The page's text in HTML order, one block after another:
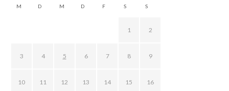
M D M D F S S
1 2
3 4 5 6 7 8 9
10 11 12 13 14 15 16